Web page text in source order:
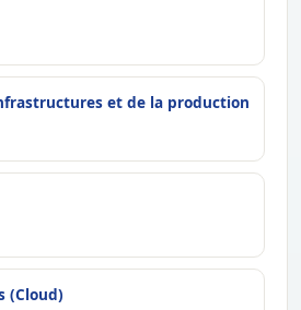
et de la production
(Cloud)